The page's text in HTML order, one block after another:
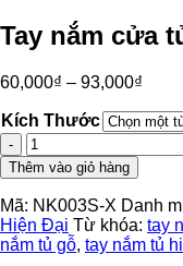
Tay nắm cửa
60,000₫ – 93,000₫
Kích Thước
Tay
nắm
cửa
tủ
màu
xám
NK003S-
Thêm vào giỏ hàng
Mã: NK003S-X Danh
Hiện Đại Từ khóa: tay
nắm tủ gỗ, tay nắm tủ